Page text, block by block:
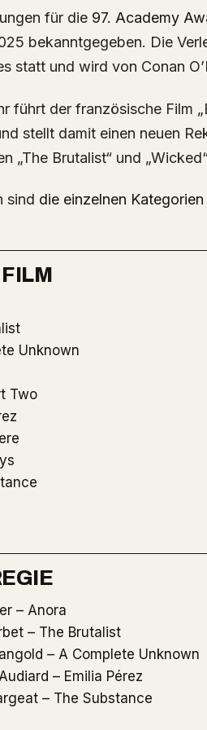
für die 97. Academy
bekanntgegeben. Die
statt und wird von Conan
führt der französische Film
stellt damit einen neuen
„The Brutalist“ und
sind die einzelnen Kategorien
Unknown
Two
– Anora
– The Brutalist
– A Complete Unknown
– Emilia Pérez
– The Substance